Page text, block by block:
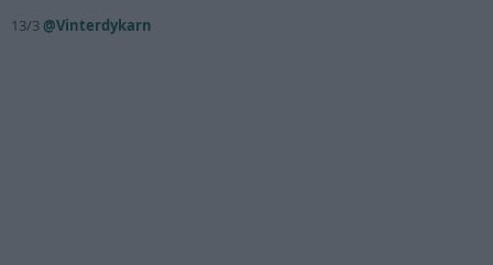
13/3 @Vinterdykarn